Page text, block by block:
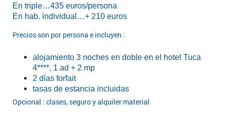
En triple…435 euros/persona
En hab. individual…+ 210 euros
Precios son por persona e incluyen :
alojamiento 3 noches en doble en el hotel Tuca
4****, 1 ad + 2 mp
2 días forfait
tasas de estancia incluidas
Opcional : clases, seguro y alquiler material